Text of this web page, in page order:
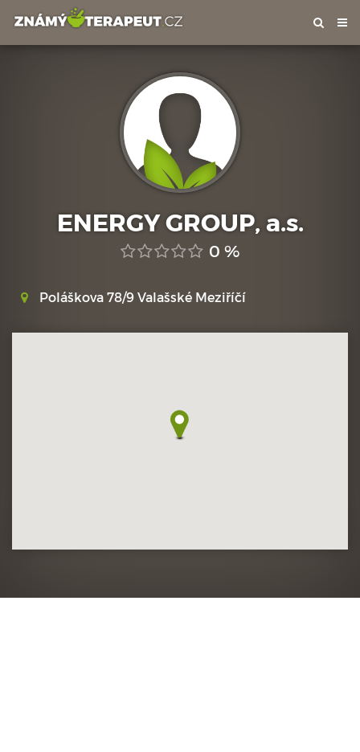
ENERGY GROUP, a.s.
0 %
Poláškova 78/9 Valašské Meziříčí